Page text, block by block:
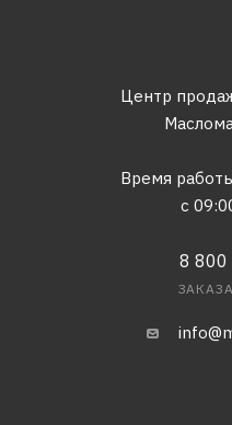
Центр
Время
с
8 800